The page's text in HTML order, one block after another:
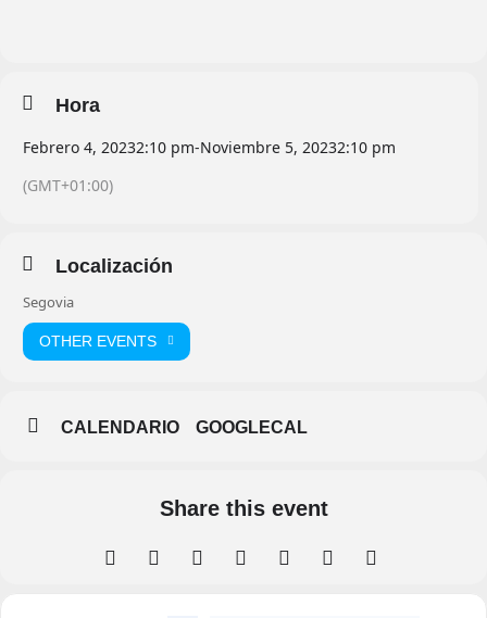
Hora
Febrero 4, 20232:10 pm-Noviembre 5, 20232:10 pm
(GMT+01:00)
Localización
Segovia
OTHER EVENTS
CALENDARIO GOOGLECAL
Share this event